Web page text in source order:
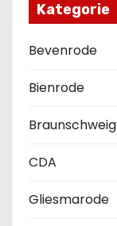
Kategorie
Bevenrode
Bienrode
Braunschweig
CDA
Gliesmarode